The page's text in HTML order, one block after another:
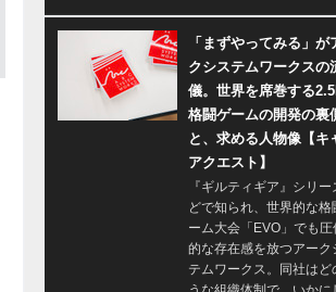
「まずやってみる」が
クシステムワークスの
儀。世界を席巻する
格闘ゲームの開発の裏
と、求める人物像【キ
アクエスト】
『ギルティギア』シリー
どで知られ、世界的な格
ーム大会「EVO」でも圧
的な存在感を放つアーク
テムワークス。同社はど